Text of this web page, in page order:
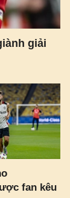
giải
fan kêu